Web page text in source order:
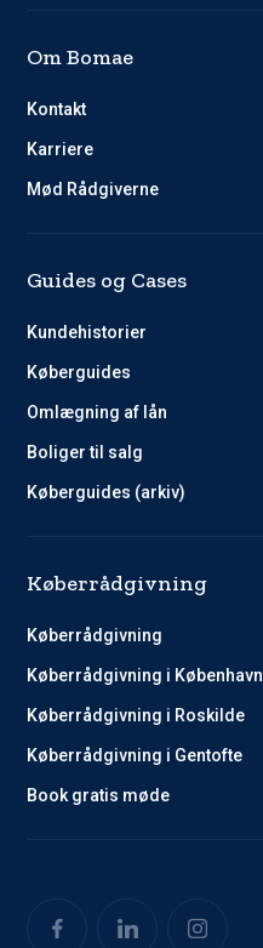
Om Bomae
Kontakt
Karriere
Mød Rådgiverne
Guides og Cases
Kundehistorier
Køberguides
Omlægning af lån
Boliger til salg
Køberguides (arkiv)
Køberrådgivning
Køberrådgivning
Køberrådgivning i København
Køberrådgivning i Roskilde
Køberrådgivning i Gentofte
Book gratis møde